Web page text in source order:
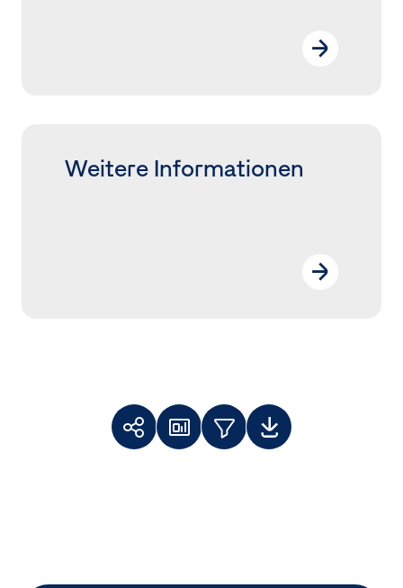
Weitere Informationen
Weiterempfehlen
DashboardThemenfilter
Downloads